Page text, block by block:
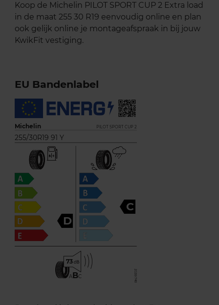
Koop de Michelin PILOT SPORT CUP 2 Extra load
in de maat 255 30 R19 eenvoudig online en plan
ook gelijk online je montageafspraak in bij jouw
KwikFit vestiging.
EU Bandenlabel
Michelin PILOT SPORT CUP 2
255/30R19 91 Y
D
C
73
ABC